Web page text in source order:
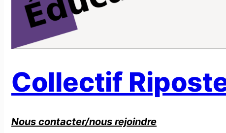
Collectif
Nous contacter/nous rejoindre